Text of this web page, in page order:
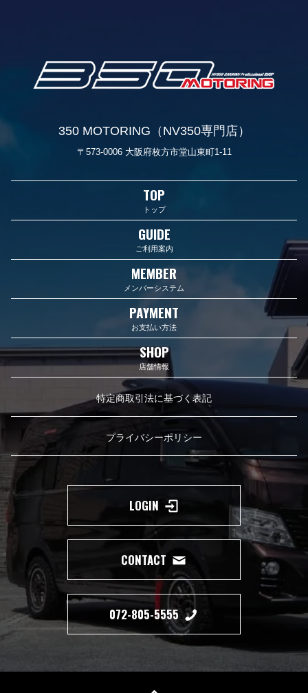
350 MOTORING（NV350専門店）
〒573-0006 大阪府枚方市堂山東町1-11
TOP
トップ
GUIDE
ご利用案内
MEMBER
メンバーシステム
PAYMENT
お支払い方法
SHOP
店舗情報
特定商取引法に基づく表記
プライバシーポリシー
LOGIN
CONTACT
072-805-5555